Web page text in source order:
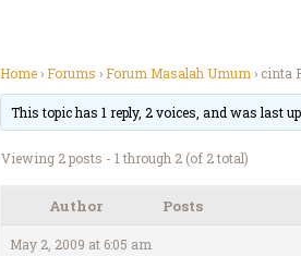
Home›Forums ›Forum Masalah Umum › cinta
This topic has 1 reply, 2 voices, and was last
Viewing 2 posts - 1 through 2 (of 2 total)
Author Posts
May 2, 2009 at 6:05 am